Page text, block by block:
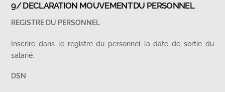
9/ DECLARATION MOUVEMENT DU PERSONNEL
REGISTRE DU PERSONNEL
Inscrire dans le registre du personnel la date de sortie du
salarié.
DSN